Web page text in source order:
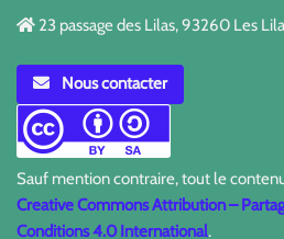
23 passage des Lilas, 93260 Les
Nous contacter
Sauf mention contraire, tout le
Creative Commons Attribution –
Conditions 4.0 International.